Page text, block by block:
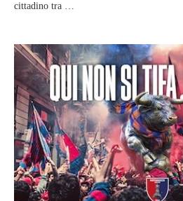
cittadino tra …